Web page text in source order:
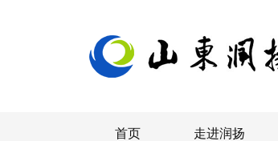
首页 走进润扬